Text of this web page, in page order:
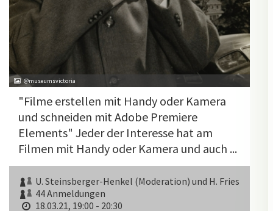
@museumsvictoria
"Filme erstellen mit Handy oder Kamera
und schneiden mit Adobe Premiere
Elements" Jeder der Interesse hat am
Filmen mit Handy oder Kamera und auch ...
U. Steinsberger-Henkel (Moderation) und H. Fries
44 Anmeldungen
18.03.21, 19:00 - 20:30